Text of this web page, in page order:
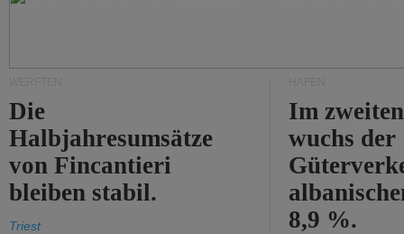
Die
Halbjahresumsätze
von Fincantieri
bleiben stabil.
Triest
Im
wuchs der
8,9 %.